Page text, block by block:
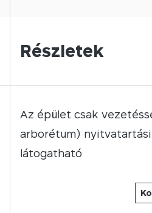
Részletek
Az épület csak
arborétum)
látogatható